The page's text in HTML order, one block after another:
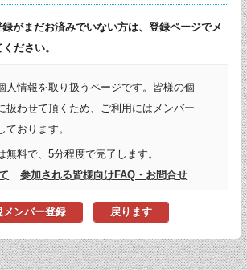
がまだお済みでいない方は、登録ページでメ
ださい。
人情報を取り扱うページです。皆様の個
扱わせて頂くため、ご利用にはメンバー
ております。
無料で、5分程度で完了します。
参加される皆様向けFAQ・お問合せ
メンバー登録 戻ります